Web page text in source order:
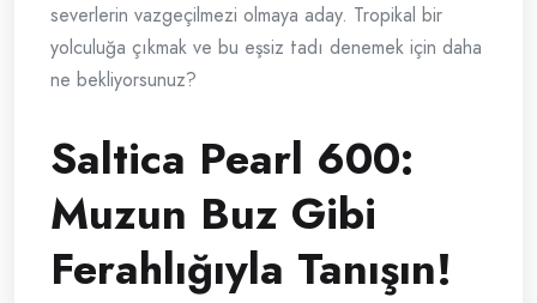
severlerin vazgeçilmezi olmaya aday. Tropikal bir
yolculuğa çıkmak ve bu eşsiz tadı denemek için daha
ne bekliyorsunuz?
Saltica Pearl 600:
Muzun Buz Gibi
Ferahlığıyla Tanışın!